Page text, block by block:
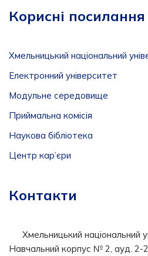
Корисні посилання
Хмельницький національний
Електронний університет
Модульне середовище
Приймальна комісія
Наукова бібліотека
Центр кар’єри
Контакти
Хмельницький національний
Навчальний корпус № 2, ауд. 2-